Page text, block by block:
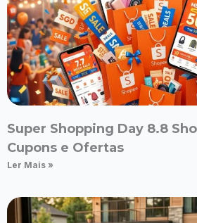
Super Shopping Day 8.8
Cupons e Ofertas
Ler Mais »